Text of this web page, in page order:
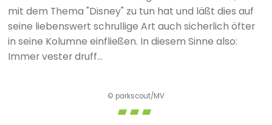
mit dem Thema "Disney" zu tun hat und läßt dies auf
seine liebenswert schrullige Art auch sicherlich öfter
in seine Kolumne einfließen. In diesem Sinne also:
Immer vester druff...
© parkscout/MV